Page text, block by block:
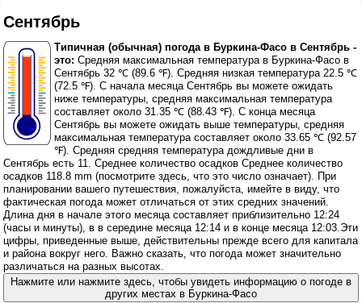
Сентябрь
Типичная (обычная) погода в Буркина-Фасо в Сентябрь -
это: Средняя максимальная температура в Буркина-Фасо в
Сентябрь 32 ℃ (89.6 ℉). Средняя низкая температура 22.5 ℃
(72.5 ℉). С начала месяца Сентябрь вы можете ожидать
ниже температуры, средняя максимальная температура
составляет около 31.35 ℃ (88.43 ℉). С конца месяца
Сентябрь вы можете ожидать выше температуры, средняя
максимальная температура составляет около 33.65 ℃ (92.57
℉). Средняя средняя температура дождливые дни в
Сентябрь есть 11. Среднее количество осадков Среднее количество
осадков 118.8 mm (посмотрите здесь, что это число означает). При
планировании вашего путешествия, пожалуйста, имейте в виду, что
фактическая погода может отличаться от этих средних значений.
Длина дня в начале этого месяца составляет приблизительно 12:24
(часы и минуты), в в середине месяца 12:14 и в конце месяца 12:03.Эти
цифры, приведенные выше, действительны прежде всего для капитала
и района вокруг него. Важно сказать, что погода может значительно
различаться на разных высотах.
Нажмите или нажмите здесь, чтобы увидеть информацию о погоде в
других местах в Буркина-Фасо